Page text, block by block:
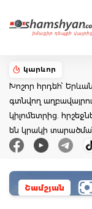
կարևոր
Խոշոր հրդեհ՝
գտնվող
կիլոմետրից.
են կրակի
Շամշյան